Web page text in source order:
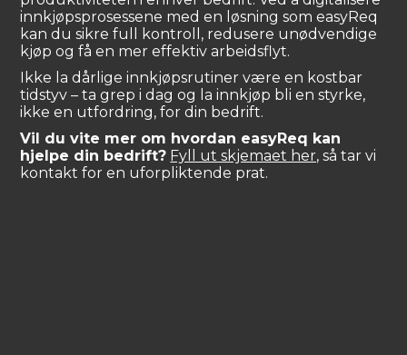
innkjøpsprosessene med en løsning som easyReq
kan du sikre full kontroll, redusere unødvendige
kjøp og få en mer effektiv arbeidsflyt.
Ikke la dårlige innkjøpsrutiner være en kostbar
tidstyv – ta grep i dag og la innkjøp bli en styrke,
ikke en utfordring, for din bedrift.
Vil du vite mer om hvordan easyReq kan
hjelpe din bedrift? Fyll ut skjemaet her, så tar vi
kontakt for en uforpliktende prat.